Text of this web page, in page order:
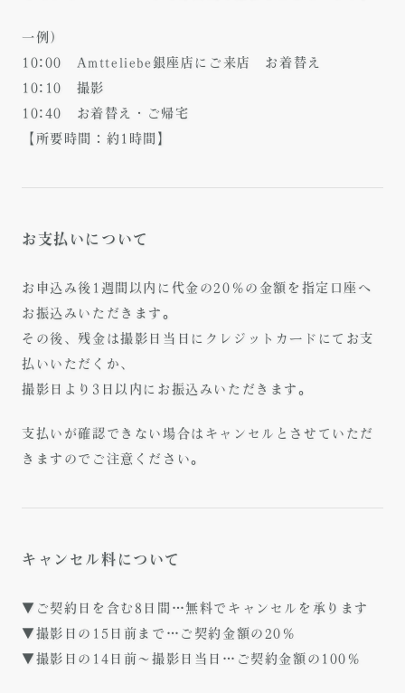
一例）
10:00 Amtteliebe銀座店にご来店 お着替え
10:10 撮影
10:40 お着替え・ご帰宅
【所要時間：約1時間】
お支払いについて
お申込み後1週間以内に代金の20％の金額を指定口座へ
お振込みいただきます。
その後、残金は撮影日当日にクレジットカードにてお支
払いいただくか、
撮影日より3日以内にお振込みいただきます。
支払いが確認できない場合はキャンセルとさせていただ
きますのでご注意ください。
キャンセル料について
▼ご契約日を含む8日間…無料でキャンセルを承ります
▼撮影日の15日前まで…ご契約金額の20％
▼撮影日の14日前～撮影日当日…ご契約金額の100％